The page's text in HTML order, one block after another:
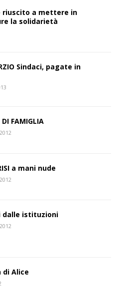
riuscito a mettere in
la solidarietà
Sindaci, pagate in
FAMIGLIA
a mani nude
dalle istituzioni
di Alice